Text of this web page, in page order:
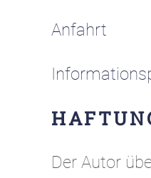
Anfahrt
Der Autor